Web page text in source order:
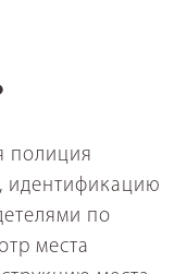
полиция
идентификацию
по
места